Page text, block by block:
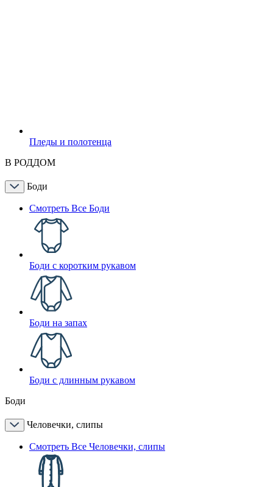
Пледы и полотенца
В РОДДОМ
Боди
Смотреть Все Боди
Боди с коротким рукавом
Боди на запах
Боди с длинным рукавом
Боди
Человечки, слипы
Смотреть Все Человечки, слипы